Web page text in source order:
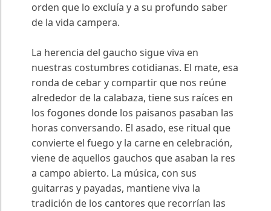
orden que lo excluía y a su profundo saber
de la vida campera.
La herencia del gaucho sigue viva en
nuestras costumbres cotidianas. El mate, esa
ronda de cebar y compartir que nos reúne
alrededor de la calabaza, tiene sus raíces en
los fogones donde los paisanos pasaban las
horas conversando. El asado, ese ritual que
convierte el fuego y la carne en celebración,
viene de aquellos gauchos que asaban la res
a campo abierto. La música, con sus
guitarras y payadas, mantiene viva la
tradición de los cantores que recorrían las